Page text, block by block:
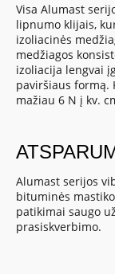
Visa Alumast
lipnumo klijais,
izoliacinės
medžiagos
izoliacija lengvai
paviršiaus
mažiau 6 N į kv.
Alumast serijos
bituminės
patikimai saugo
prasiskverbimo.